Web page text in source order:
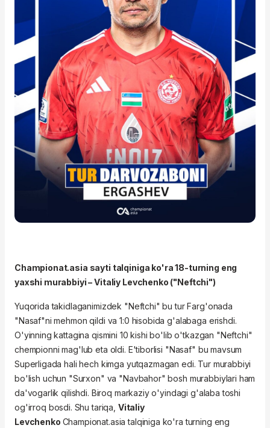
Championat.asia sayti talqiniga ko'ra 18-turning eng
yaxshi murabbiyi – Vitaliy Levchenko ("Neftchi")
Yuqorida takidlaganimizdek "Neftchi" bu tur Farg'onada
"Nasaf"ni mehmon qildi va 1:0 hisobida g'alabaga erishdi.
O'yinning kattagina qismini 10 kishi bo'lib o'tkazgan "Neftchi"
chempionni mag'lub eta oldi. E'tiborlisi "Nasaf" bu mavsum
Superligada hali hech kimga yutqazmagan edi. Tur murabbiyi
bo'lish uchun "Surxon" va "Navbahor" bosh murabbiylari ham
da'vogarlik qilishdi. Biroq markaziy o'yindagi g'alaba toshi
og'irroq bosdi. Shu tariqa, Vitaliy
Levchenko Championat.asia talqiniga ko'ra turning eng